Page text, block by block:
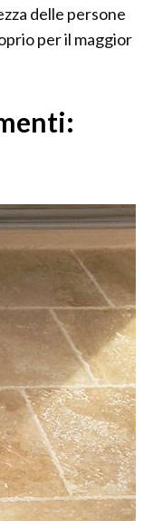
delle persone
per il maggior